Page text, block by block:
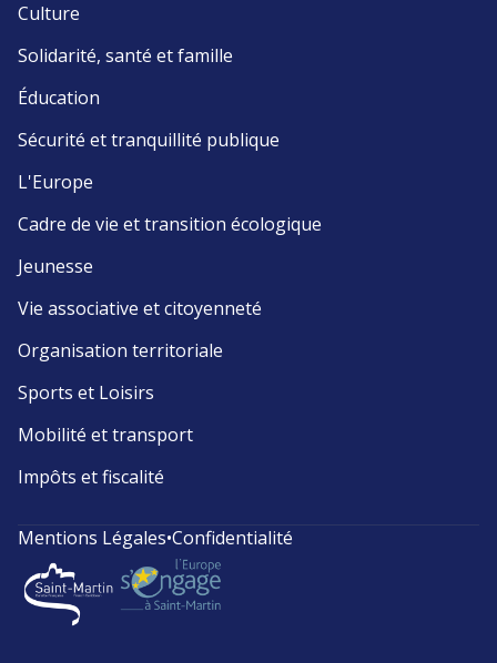
Culture
Solidarité, santé et famille
Éducation
Sécurité et tranquillité publique
L'Europe
Cadre de vie et transition écologique
Jeunesse
Vie associative et citoyenneté
Organisation territoriale
Sports et Loisirs
Mobilité et transport
Impôts et fiscalité
Mentions Légales•Confidentialité